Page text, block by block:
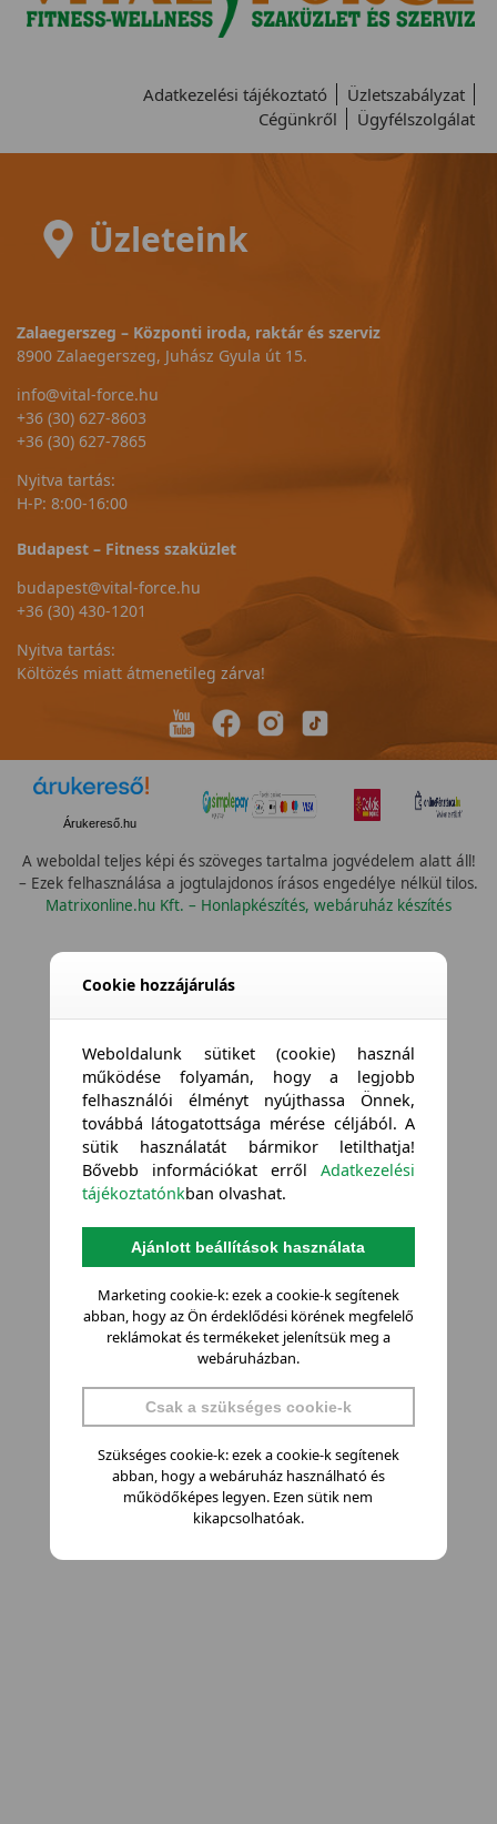
Adatkezelési tájékoztató
Üzletszabályzat
Cégünkről
Ügyfélszolgálat
Üzleteink
Zalaegerszeg – Központi iroda, raktár és szerviz
8900 Zalaegerszeg, Juhász Gyula út 15.
info@vital-force.hu
+36 (30) 627-8603
+36 (30) 627-7865
Nyitva tartás:
H-P: 8:00-16:00
Budapest – Fitness szaküzlet
budapest@vital-force.hu
+36 (30) 430-1201
Nyitva tartás:
Költözés miatt átmenetileg zárva!
Árukereső.hu
A weboldal teljes képi és szöveges tartalma jogvédelem alatt áll!
– Ezek felhasználása a jogtulajdonos írásos engedélye nélkül tilos.
Matrixonline.hu Kft. – Honlapkészítés, webáruház készítés
Cookie hozzájárulás
Weboldalunk sütiket (cookie) használ
működése folyamán, hogy a legjobb
felhasználói élményt nyújthassa Önnek,
továbbá látogatottsága mérése céljából. A
sütik használatát bármikor letilthatja!
Bővebb információkat errőlAdatkezelési
tájékoztatónkban olvashat.
Ajánlott beállítások használata
Marketing cookie-k: ezek a cookie-k segítenek
abban, hogy az Ön érdeklődési körének megfelelő
reklámokat és termékeket jelenítsük meg a
webáruházban.
Csak a szükséges cookie-k
Szükséges cookie-k: ezek a cookie-k segítenek
abban, hogy a webáruház használható és
működőképes legyen. Ezen sütik nem
kikapcsolhatóak.